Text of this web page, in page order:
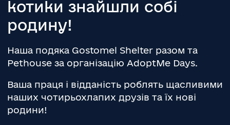
котики знайшли собі
родину!
Наша подяка Gostomel Shelter разом та
Pethouse за організацію AdoptMe Days.
Ваша праця і відданість роблять щасливими
наших чотирьохлапих друзів та їх нові
родини!